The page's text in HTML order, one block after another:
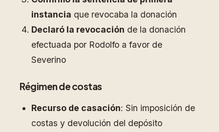
instancia que revocaba la donación
Declaró la revocación de la donación
efectuada por Rodolfo a favor de
Severino
Régimen de costas
Recurso de casación: Sin imposición de
costas y devolución del depósito